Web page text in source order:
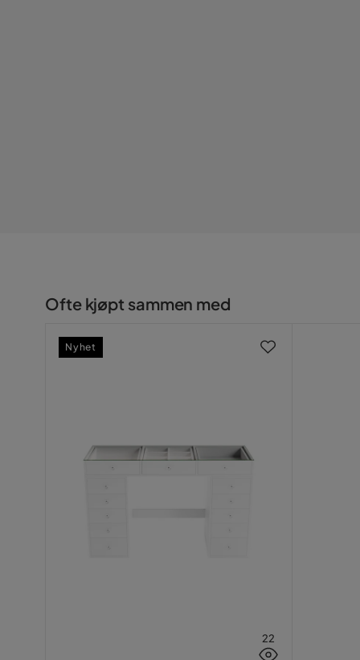
Ofte kjøpt sammen med
22
Nyhet